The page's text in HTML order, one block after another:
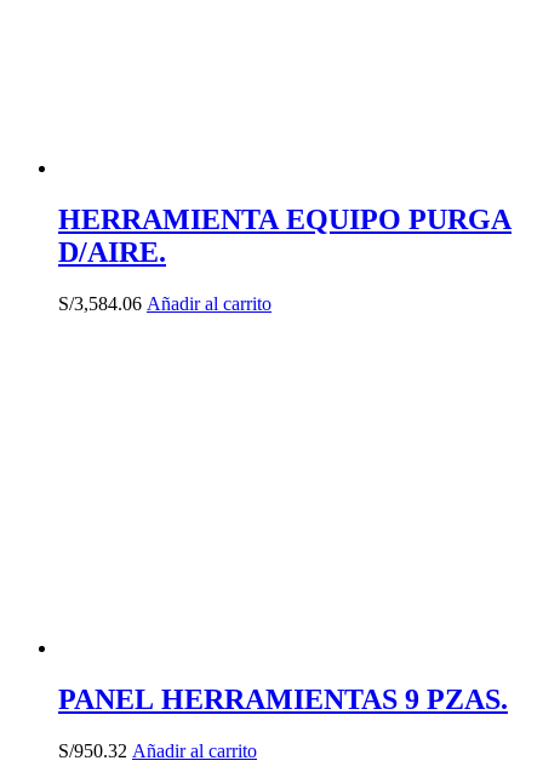
HERRAMIENTA EQUIPO PURGA
D/AIRE.
S/3,584.06 Añadir al carrito
PANEL HERRAMIENTAS 9 PZAS.
S/950.32 Añadir al carrito